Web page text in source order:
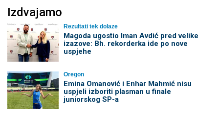
Izdvajamo
Rezultati tek dolaze
Magoda ugostio Iman Avdić pred velike
izazove: Bh. rekorderka ide po nove
uspjehe
Oregon
Emina Omanović i Enhar Mahmić nisu
uspjeli izboriti plasman u finale
juniorskog SP-a